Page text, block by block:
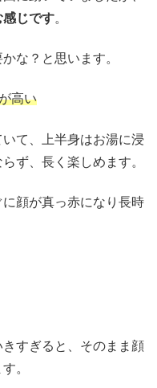
感じです。
な？と思います。
高い
て、上半身はお湯に浸
ず、長く楽しめます。
顔が真っ赤になり長時
すぎると、そのまま顔
。